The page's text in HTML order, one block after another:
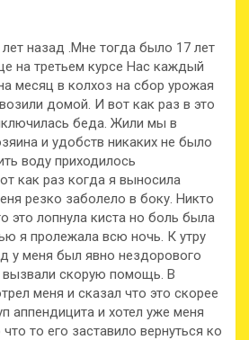
назад .Мне тогда было 17 лет
на третьем курсе Нас каждый
месяц в колхоз на сбор урожая
домой. И вот как раз в это
беда. Жили мы в
и удобств никаких не было
воду приходилось
как раз когда я выносила
резко заболело в боку. Никто
это лопнула киста но боль была
я пролежала всю ночь. К утру
у меня был явно нездорового
вызвали скорую помощь. В
меня и сказал что это скорее
аппендицита и хотел уже меня
то его заставило вернуться ко